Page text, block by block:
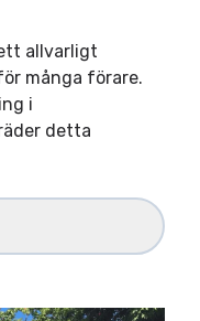
allvarligt
många förare.
i
detta